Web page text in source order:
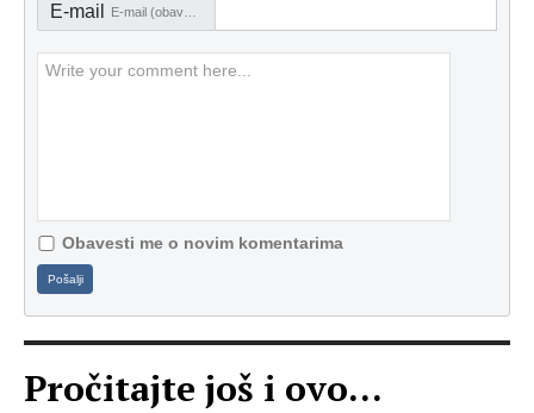
E-mail E-mail (obavezno)
Obavesti me o novim komentarima
Pošalji
Pročitajte još i ovo...